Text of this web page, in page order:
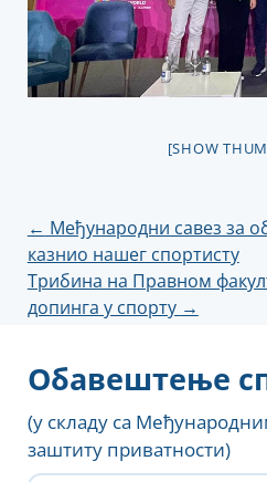
[SHOW
Кретање
чланка
← Међународни савез за
казнио нашег спортисту
Трибина на Правном
допинга у спорту →
Обавештење
(у складу са
заштиту приватности)